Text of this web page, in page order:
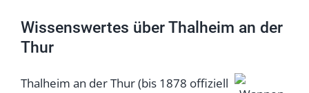
Wissenswertes über Thalheim an der
Thur
Thalheim an der Thur (bis 1878 offiziell